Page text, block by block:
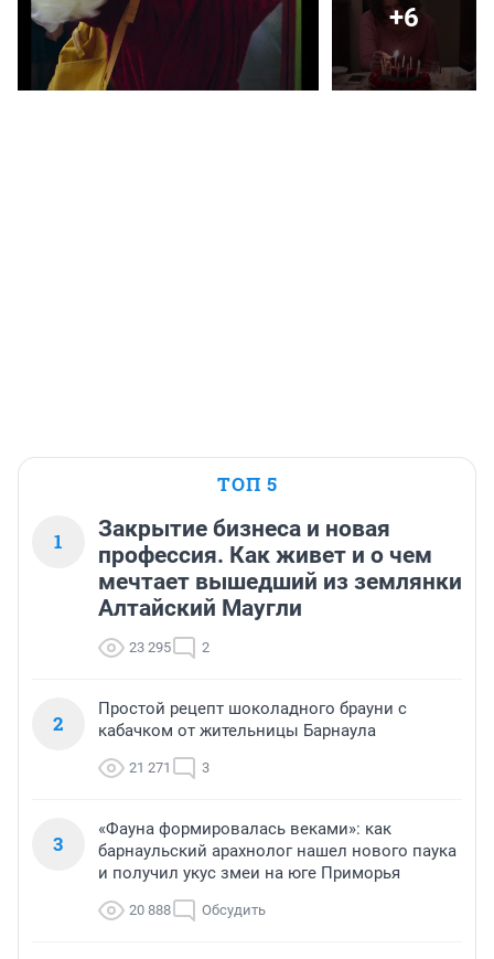
+6
ТОП 5
1
Закрытие бизнеса и новая
профессия. Как живет и о чем
мечтает вышедший из землянки
Алтайский Маугли
23 295 2
2
Простой рецепт шоколадного брауни с
кабачком от жительницы Барнаула
21 271 3
3
«Фауна формировалась веками»: как
барнаульский арахнолог нашел нового паука
и получил укус змеи на юге Приморья
20 888 Обсудить